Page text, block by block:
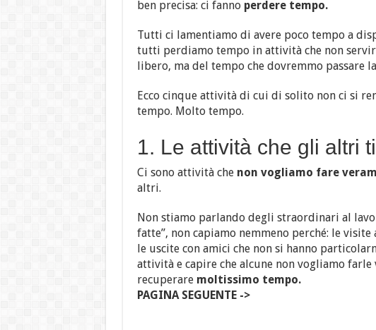
ben precisa: ci fanno perdere tempo.
Tutti ci lamentiamo di avere poco tempo a
tutti perdiamo tempo in attività che non
libero, ma del tempo che dovremmo passare
Ecco cinque attività di cui di solito non ci si
tempo. Molto tempo.
1. Le attività che gli altri
Ci sono attività che non vogliamo fare
altri.
Non stiamo parlando degli straordinari al
fatte”, non capiamo nemmeno perché: le
le uscite con amici che non si hanno
attività e capire che alcune non vogliamo farle
recuperare moltissimo tempo.
PAGINA SEGUENTE ->